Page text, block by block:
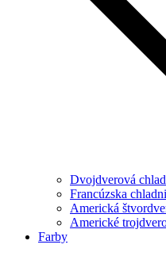
Dvojdverová
Francúzska
Americká
Americké
Farby